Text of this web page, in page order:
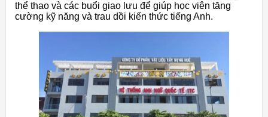
thể thao và các buổi giao lưu để giúp học viên tăng
cường kỹ năng và trau dồi kiến thức tiếng Anh.